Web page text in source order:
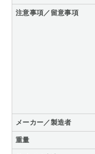
注意事項／留意事項
メーカー／製造者
重量